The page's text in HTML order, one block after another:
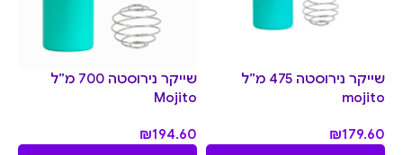
שייקר נירוסטה 475 מ”ל
mojito
₪179.60
שייקר נירוסטה 700 מ”ל
Mojito
₪194.60